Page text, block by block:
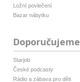
Ložní povlečení
Bazar nábytku
Doporučujeme
Starjob
České podcasty
Rádio a zábava pro děti